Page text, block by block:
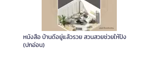
หนังสือ บ้านดีอยู่แล้วรวย สวนสวยช่วยให้ปัง
(ปกอ่อน)